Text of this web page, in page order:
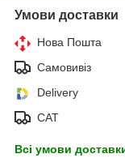
Умови доставки
Нова Пошта
Самовивіз
Delivery
САТ
Всі умови